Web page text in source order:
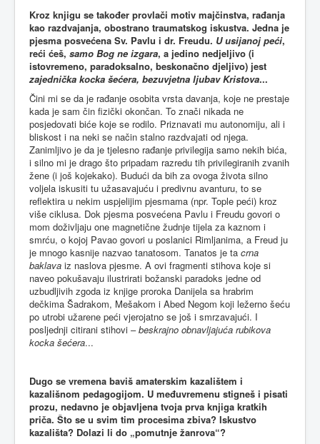
Kroz knjigu se također provlači motiv majčinstva, rađanja
kao razdvajanja, obostrano traumatskog iskustva. Jedna je
pjesma posvećena Sv. Pavlu i dr. Freudu. U usijanoj peći,
reći ćeš, samo Bog ne izgara, a jedino nedjeljivo (i
istovremeno, paradoksalno, beskonačno djeljivo) jest
zajednička kocka šećera, bezuvjetna ljubav Kristova...
Čini mi se da je rađanje osobita vrsta davanja, koje ne prestaje
kada je sam čin fizički okončan. To znači nikada ne
posjedovati biće koje se rodilo. Priznavati mu autonomiju, ali i
bliskost i na neki se način stalno razdvajati od njega.
Zanimljivo je da je tjelesno rađanje privilegija samo nekih bića,
i silno mi je drago što pripadam razredu tih privilegiranih zvanih
žene (i još kojekako). Budući da bih za ovoga života silno
voljela iskusiti tu užasavajuću i predivnu avanturu, to se
reflektira u nekim uspjelijim pjesmama (npr. Tople peći) kroz
više ciklusa. Dok pjesma posvećena Pavlu i Freudu govori o
mom doživljaju one magnetične žudnje tijela za kaznom i
smrću, o kojoj Pavao govori u poslanici Rimljanima, a Freud ju
je mnogo kasnije nazvao tanatosom. Tanatos je ta crna
baklava iz naslova pjesme. A ovi fragmenti stihova koje si
naveo pokušavaju ilustrirati božanski paradoks jedne od
uzbudljivih zgoda iz knjige proroka Danijela sa hrabrim
dečkima Šadrakom, Mešakom i Abed Negom koji ležerno šeću
po utrobi užarene peći vjerojatno se još i smrzavajući. I
posljednji citirani stihovi –beskrajno obnavljajuća rubikova
kocka šećera...
Dugo se vremena baviš amaterskim kazalištem i
kazališnom pedagogijom. U međuvremenu stigneš i pisati
prozu, nedavno je objavljena tvoja prva knjiga kratkih
priča. Što se u svim tim procesima zbiva? Iskustvo
kazališta? Dolazi li do „pomutnje žanrova“?